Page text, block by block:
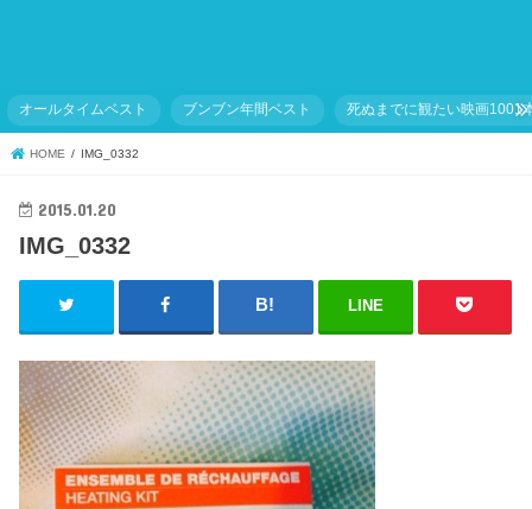
オールタイムベスト ブンブン年間ベスト 死ぬまでに観たい映画1001
HOME IMG_0332
2015.01.20
IMG_0332
LINE